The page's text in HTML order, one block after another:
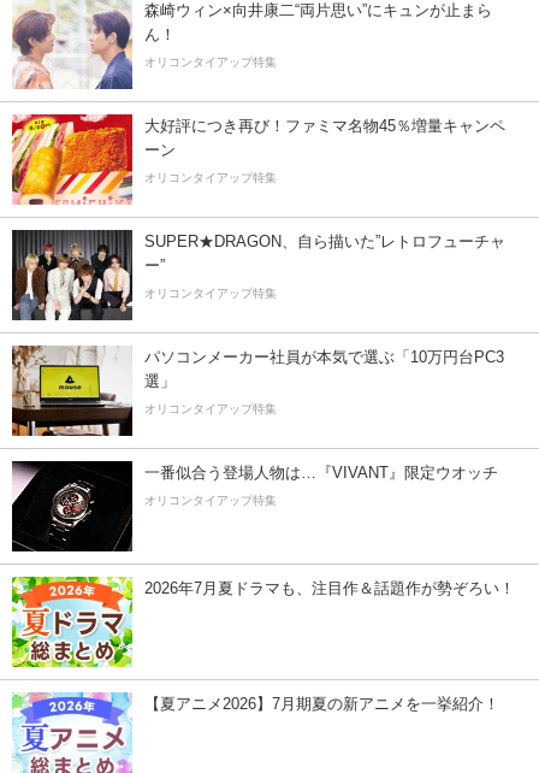
森崎ウィン×向井康二“両片思い”にキュンが止まら
ん！
オリコンタイアップ特集
大好評につき再び！ファミマ名物45％増量キャンペ
ーン
オリコンタイアップ特集
SUPER★DRAGON、自ら描いた”レトロフューチャ
ー”
オリコンタイアップ特集
パソコンメーカー社員が本気で選ぶ「10万円台PC3
選」
オリコンタイアップ特集
一番似合う登場人物は…『VIVANT』限定ウオッチ
オリコンタイアップ特集
2026年7月夏ドラマも、注目作＆話題作が勢ぞろい！
【夏アニメ2026】7月期夏の新アニメを一挙紹介！